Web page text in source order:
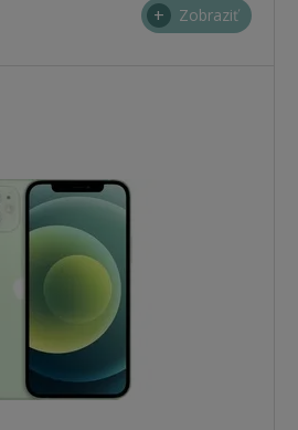
Zobraziť